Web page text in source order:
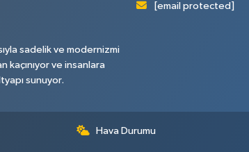
sadelik ve modernizmi
kaçınıyor ve insanlara
sunuyor.
[email protected]
Hava Durumu